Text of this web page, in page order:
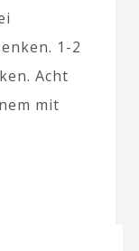
1-2
Acht
mit